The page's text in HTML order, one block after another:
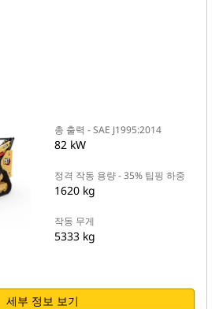
총 출력 - SAE J1995:2014
82 kW
정격 작동 용량 - 35% 팁핑 하중
1620 kg
작동 무게
5333 kg
세부 정보 보기